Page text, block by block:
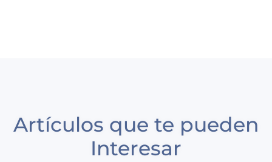
Artículos que te pueden
Interesar